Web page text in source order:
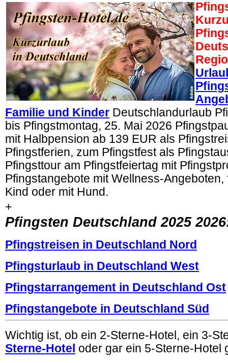
Familie und Kinder Deutschlandurlaub
bis Pfingstmontag, 25. Mai 2026
mit Halbpension ab 139 EUR als
Pfingstferien, zum Pfingstfest als
Pfingsttour am Pfingstfeiertag mit
Pfingstangebote mit Wellness-Angeboten,
Kind oder mit Hund.
+
Pfingsten Deutschland 2025
Pfingstreisen in Deutschland Nord
Pfingsturlaub in Deutschland West
Pfingstarrangement in Deutschland Ost
Pfingstangebote in Deutschland Süd
Wichtig ist, ob ein 2-Sterne-Hotel, ein 3-
Sterne-Hotel oder gar ein 5-Sterne-Hotel